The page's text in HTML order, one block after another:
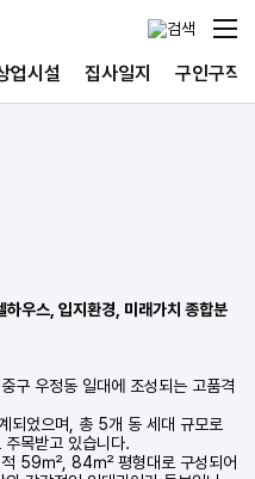
업시설 집사일지 구인구직
우스, 입지환경, 미래가치 종합분
구 우정동 일대에 조성되는 고품격
되었으며, 총 5개 동 세대 규모로
목받고 있습니다.
적 59㎡, 84㎡ 평형대로 구성되어